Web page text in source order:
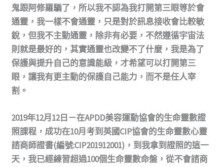
鬼跟阿修羅騙了，所以我不認為我打開第三眼等於會
通靈，我一樣不會通靈，只是對於訊息接收會比較敏
銳，但我不主動通靈，除非有必要，不然遵循宇宙法
則就是最好的，其實通靈也改變不了什麼，我是為了
保護與提升自己的意識能級，才希望可以打開第三
眼，讓我有更主動的保護自己能力，而不是任人宰
割。
2019年12月12日－在APDD美容運動協會的生命靈數證
照課程，成功在10月考到英國CIP協會的生命靈數心靈
諮商師證書(編號:CIP201912001)，到我拿到證照的這一
天，我已經練習超過100個生命靈數命盤，從不會諮商